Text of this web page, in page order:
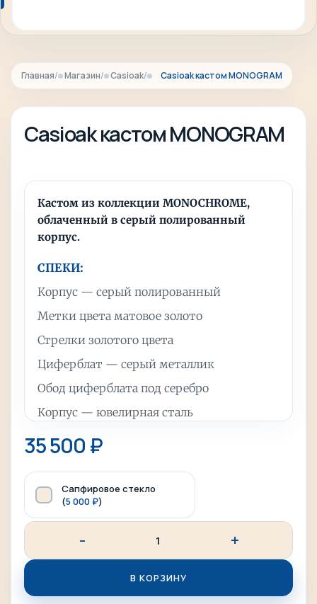
Главная Магазин Casioak Casioak кастом MONOGRAM
Casioak кастом MONOGRAM
Кастом из коллекции MONOCHROME,
облаченный в серый полированный
корпус.
СПЕКИ:
Корпус — серый полированный
Метки цвета матовое золото
Стрелки золотого цвета
Циферблат — серый металлик
Обод циферблата под серебро
Корпус — ювелирная сталь
Стекло — минеральное
Диаметр часов — 41 мм
Вес часов — примерно 160 гр (зависит от
35 500 ₽
Сапфировое стекло
(5 000 ₽)
В КОРЗИНУ